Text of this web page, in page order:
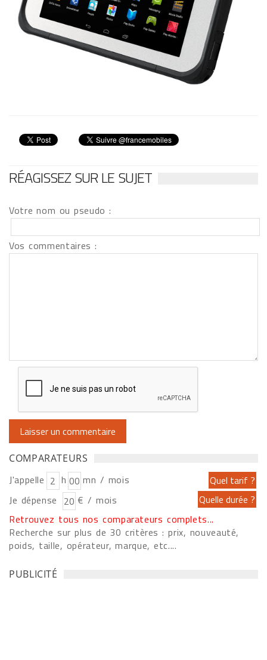
RÉAGISSEZ SUR LE SUJET
Votre nom ou pseudo :
Vos commentaires :
COMPARATEURS
J'appelle h
mn / mois
Je dépense
€ / mois
Retrouvez tous nos comparateurs complets...
Recherche sur plus de 30 critères : prix, nouveauté,
poids, taille, opérateur, marque, etc....
PUBLICITÉ